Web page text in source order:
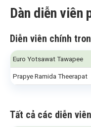
Dàn diễn viên
Diễn viên chính
Euro Yotsawat Tawapee
Prapye Ramida Theerapat
Tất cả các diễn